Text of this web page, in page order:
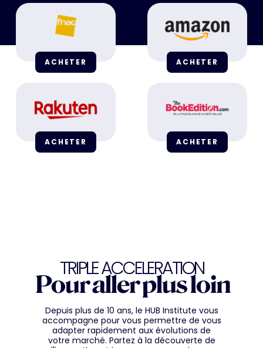
ACHETER ACHETER
ACHETER ACHETER
TRIPLE ACCELERATION
Pour aller plus loin
Depuis plus de 10 ans, le HUB Institute vous
accompagne pour vous permettre de vous
adapter rapidement aux évolutions de
votre marché. Partez à la découverte de